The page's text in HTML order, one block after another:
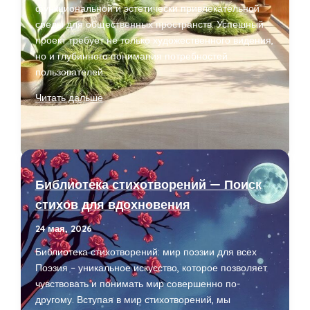
функциональной и эстетически привлекательной
среды для общественных пространств. Успешный
проект требует не только художественного видения,
но и глубинного понимания потребностей
пользователей.
Дизайн
архитектурного
бюро
инновационного
проектирования
общественных
пространств
Читать дальше
Библиотека стихотворений — Поиск
стихов для вдохновения
24 мая, 2026
Библиотека стихотворений: мир поэзии для всех
Поэзия – уникальное искусство, которое позволяет
чувствовать и понимать мир совершенно по-
другому. Вступая в мир стихотворений, мы